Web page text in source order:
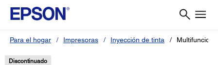
Para el hogar Impresoras Inyección de tinta
Discontinuado